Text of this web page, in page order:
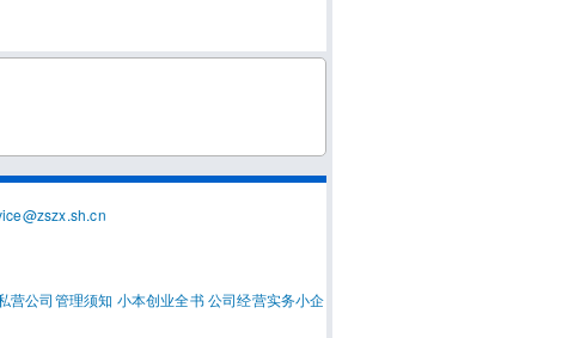
营公司管理须知 小本创业全书公司经营实务小企